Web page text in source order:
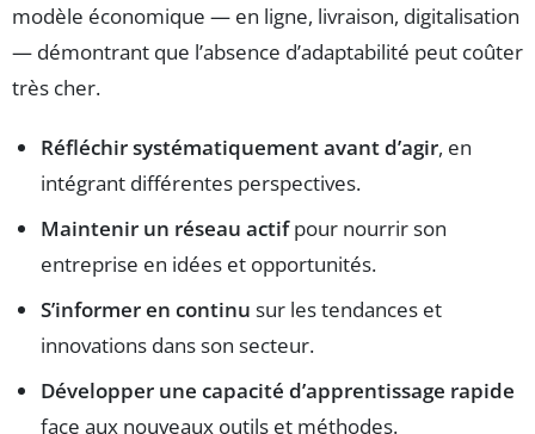
modèle économique — en ligne, livraison, digitalisation
— démontrant que l’absence d’adaptabilité peut coûter
très cher.
Réfléchir systématiquement avant d’agir, en
intégrant différentes perspectives.
Maintenir un réseau actifpour nourrir son
entreprise en idées et opportunités.
S’informer en continu sur les tendances et
innovations dans son secteur.
Développer une capacité d’apprentissage rapide
face aux nouveaux outils et méthodes.